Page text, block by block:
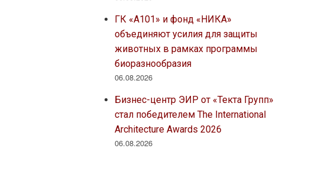
ГК «А101» и фонд «НИКА»
объединяют усилия для защиты
животных в рамках программы
биоразнообразия
06.08.2026
Бизнес-центр ЭИР от «Текта Групп»
стал победителем The International
Architecture Awards 2026
06.08.2026